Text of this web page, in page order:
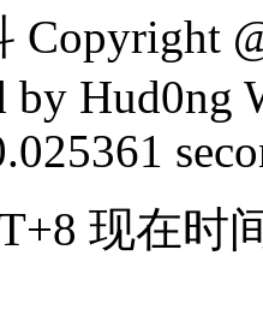
by Hud0ng
现在时